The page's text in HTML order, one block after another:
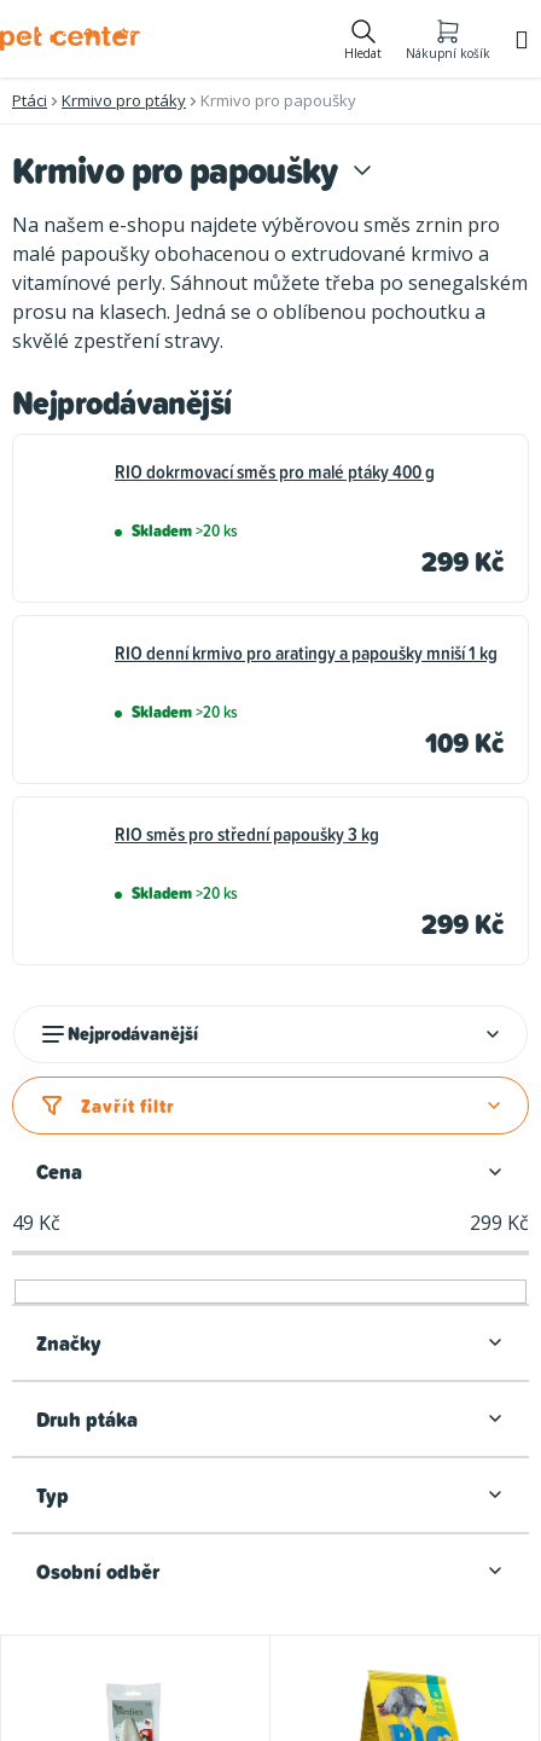
na
Hledat Nákupní košík
Ptáci Krmivo pro ptáky Krmivo pro papoušky
Krmivo pro papoušky
Na našem e-shopu najdete výběrovou směs zrnin pro
malé papoušky obohacenou o extrudované krmivo a
vitamínové perly. Sáhnout můžete třeba po senegalském
prosu na klasech. Jedná se o oblíbenou pochoutku a
skvělé zpestření stravy.
Nejprodávanější
RIO dokrmovací směs pro malé ptáky 400 g
Skladem>20 ks
299 Kč
RIO denní krmivo pro aratingy a papoušky mniší 1 kg
Skladem>20 ks
109 Kč
RIO směs pro střední papoušky 3 kg
Skladem>20 ks
299 Kč
z
e
í
p
r
o
u
t
Nejprodávanější
Zavřít filtr
Cena
49 Kč 299 Kč
Značky
Druh ptáka
Typ
Osobní odběr